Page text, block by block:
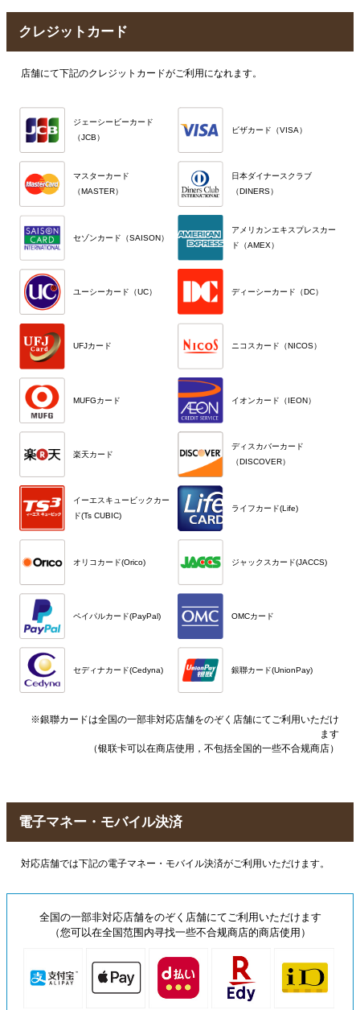
クレジットカード
店舗にて下記のクレジットカードがご利用になれます。
ジェーシービーカード
（JCB）
ビザカード（VISA）
マスターカード
（MASTER）
日本ダイナースクラブ
（DINERS）
セゾンカード（SAISON）
アメリカンエキスプレスカー
ド（AMEX）
ユーシーカード（UC） ディーシーカード（DC）
UFJカード ニコスカード（NICOS）
MUFGカード イオンカード（IEON）
楽天カード
ディスカバーカード
（DISCOVER）
イーエスキュービックカー
ド(Ts CUBIC)
ライフカード(Life)
オリコカード(Orico) ジャックスカード(JACCS)
ペイパルカード(PayPal) OMCカード
セディナカード(Cedyna) 銀聯カード(UnionPay)
※銀聯カードは全国の一部非対応店舗をのぞく店舗にてご利用いただけ
ます
（银联卡可以在商店使用，不包括全国的一些不合规商店）
電子マネー・モバイル決済
対応店舗では下記の電子マネー・モバイル決済がご利用いただけます。
全国の一部非対応店舗をのぞく店舗にてご利用いただけます
（您可以在全国范围内寻找一些不合规商店的商店使用）